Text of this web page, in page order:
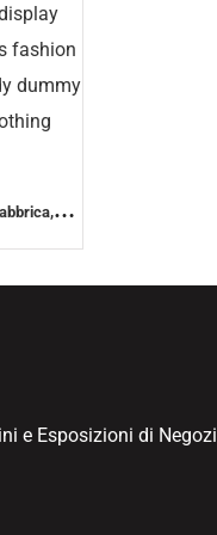
e Esposizioni di Negozi